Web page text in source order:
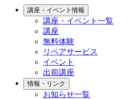
講座・イベント情報
講座・イベント一覧
講座
無料体験
リペアサービス
イベント
出前講座
情報・リンク
お知らせ一覧